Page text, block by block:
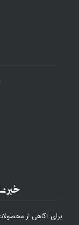
برای آگاهی از